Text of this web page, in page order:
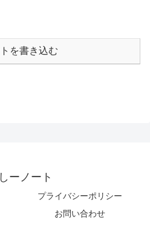
を書き込む
ーノート
プライバシーポリシー
お問い合わせ